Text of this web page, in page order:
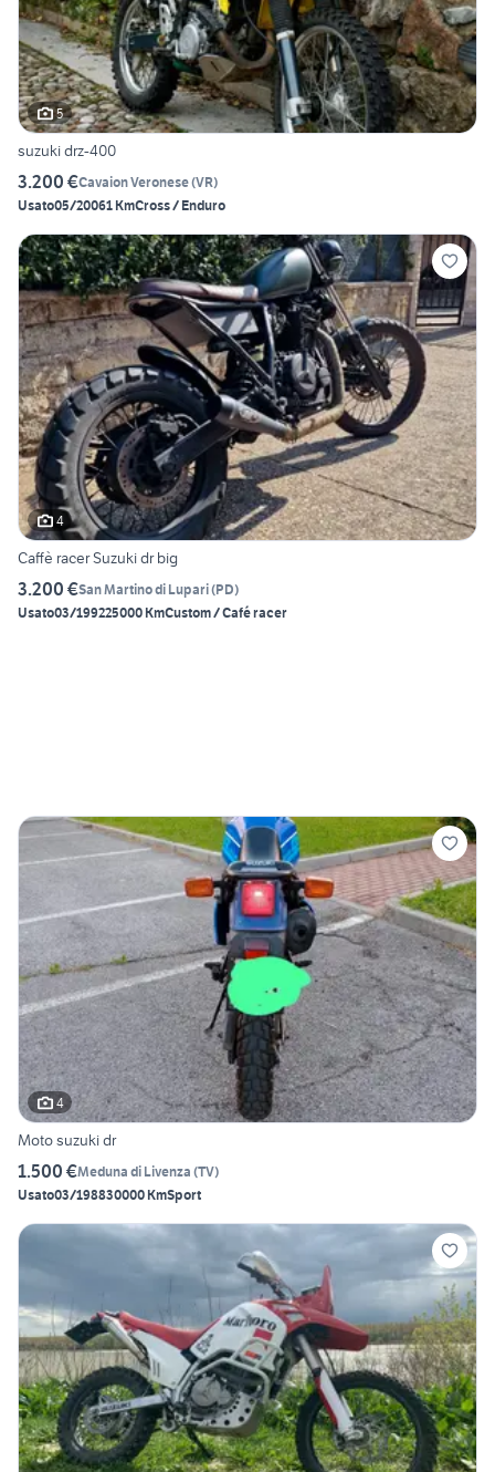
5
suzuki drz-400
3.200 €Cavaion Veronese(VR)
Usato05/20061 KmCross / Enduro
4
Caffè racer Suzuki dr big
3.200 €San Martino di Lupari(PD)
Usato03/199225000 KmCustom / Café racer
4
Moto suzuki dr
1.500 €Meduna di Livenza (TV)
Usato03/198830000 KmSport